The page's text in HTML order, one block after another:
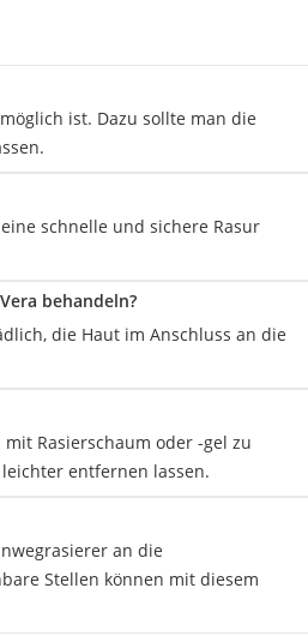
ist. Dazu sollte man die
schnelle und sichere Rasur
behandeln?
die Haut im Anschluss an die
Rasierschaum oder -gel zu
entfernen lassen.
an die
Stellen können mit diesem